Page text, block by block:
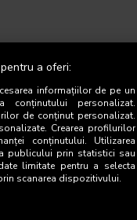
a oferi:
informațiilor de pe un
conținutului personalizat.
de conținut personalizat.
Crearea profilurilor
conținutului. Utilizarea
publicului prin statistici sau
limitate pentru a selecta
scanarea dispozitivului.